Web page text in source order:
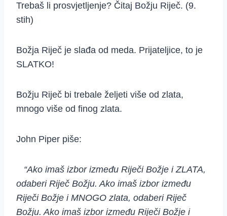
Trebaš li prosvjetljenje? Čitaj Božju Riječ. (9.
stih)
Božja Riječ je slađa od meda. Prijateljice, to je
SLATKO!
Božju Riječ bi trebale željeti više od zlata,
mnogo više od finog zlata.
John Piper piše:
“Ako imaš izbor između Riječi Božje i ZLATA,
odaberi Riječ Božju. Ako imaš izbor između
Riječi Božje i MNOGO zlata, odaberi Riječ
Božju. Ako imaš izbor između Riječi Božje i